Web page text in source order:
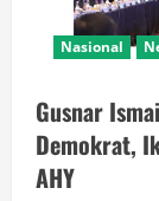
Nasional
Gusnar
Demokrat,
AHY